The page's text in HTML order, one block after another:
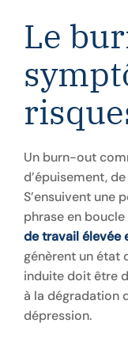
Le
Un burn-out
d’épuisement,
S’ensuivent une
phrase en boucle
de travail élevée
génèrent un état
induite doit être
à la dégradation
dépression.